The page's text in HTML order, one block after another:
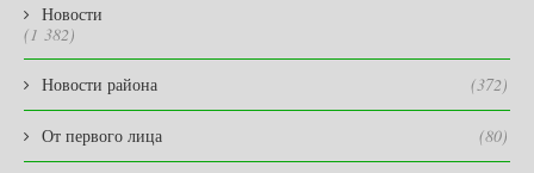
Новости
(1 382)
Новости района (372)
От первого лица (80)